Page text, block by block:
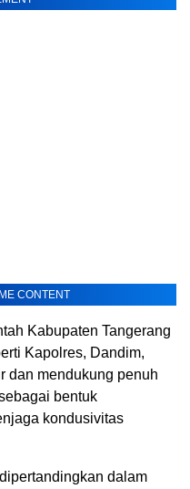
CONTENT
Kabupaten Tangerang
Kapolres, Dandim,
dan mendukung penuh
bentuk
kondusivitas
dalam